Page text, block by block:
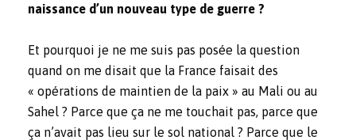
naissance d’un nouveau type de guerre ?
Et pourquoi je ne me suis pas posée la question
quand on me disait que la France faisait des
« opérations de maintien de la paix » au Mali ou au
Sahel ? Parce que ça ne me touchait pas, parce que
ça n’avait pas lieu sur le sol national ? Parce que le